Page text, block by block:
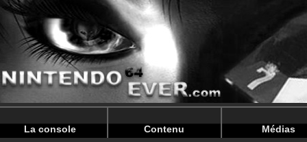
Warning: Undefined array key "HTTP_REFERER" in /
Warning: Undefined array key "HTTP_REFERER" in /
La console Contenu Médias